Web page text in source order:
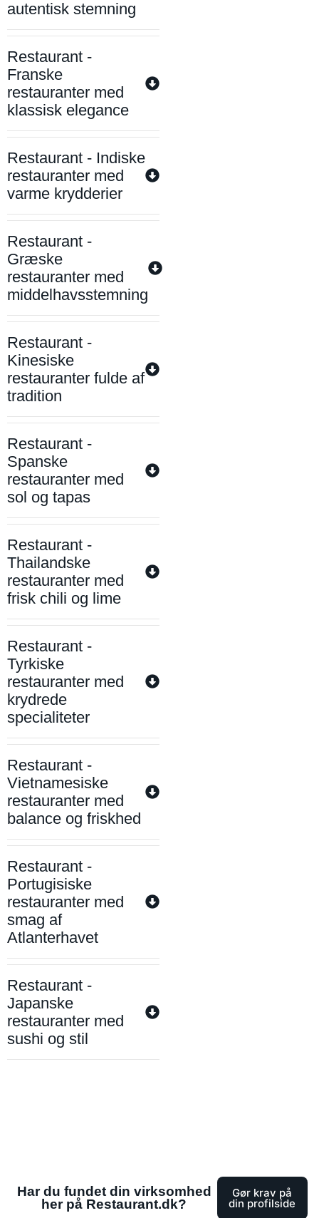
autentisk stemning
Restaurant -
Franske
restauranter med
klassisk elegance
Restaurant - Indiske
restauranter med
varme krydderier
Restaurant -
Græske
restauranter med
middelhavsstemning
Restaurant -
Kinesiske
restauranter fulde af
tradition
Restaurant -
Spanske
restauranter med
sol og tapas
Restaurant -
Thailandske
restauranter med
frisk chili og lime
Restaurant -
Tyrkiske
restauranter med
krydrede
specialiteter
Restaurant -
Vietnamesiske
restauranter med
balance og friskhed
Restaurant -
Portugisiske
restauranter med
smag af
Atlanterhavet
Restaurant -
Japanske
restauranter med
sushi og stil
Har du fundet din virksomhed
her på Restaurant.dk?
Gør krav på
din profilside